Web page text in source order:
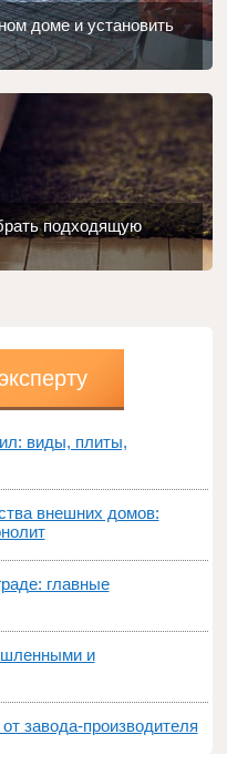
доме и установить
подходящую
виды, плиты,
внешних домов:
главные
и
завода-производителя